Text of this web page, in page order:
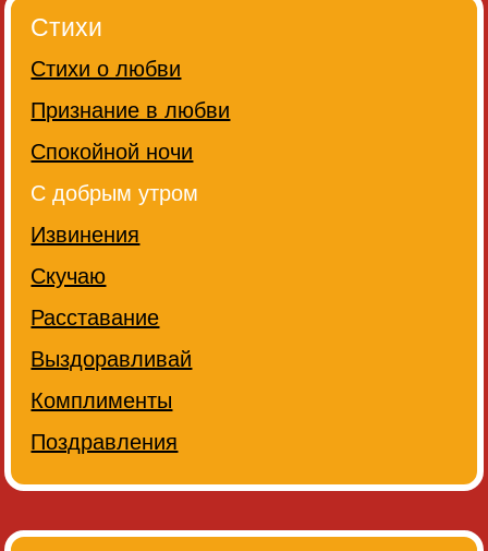
Стихи
Стихи о любви
Признание в любви
Спокойной ночи
С добрым утром
Извинения
Скучаю
Расставание
Выздоравливай
Комплименты
Поздравления